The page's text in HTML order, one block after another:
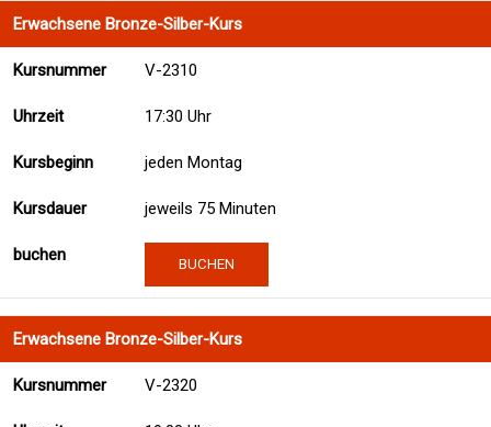
Erwachsene Bronze-Silber-Kurs
V-2310
17:30 Uhr
jeden Montag
jeweils 75 Minuten
BUCHEN
Erwachsene Bronze-Silber-Kurs
V-2320